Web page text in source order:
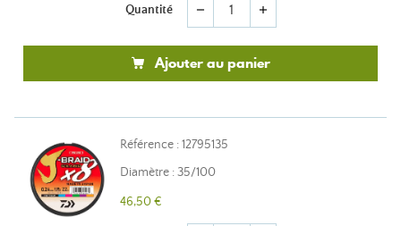
Quantité remove add
Ajouter au panier
Référence : 12795135
Diamètre : 35/100
46,50 €